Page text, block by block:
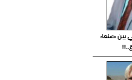
بين صنعاء